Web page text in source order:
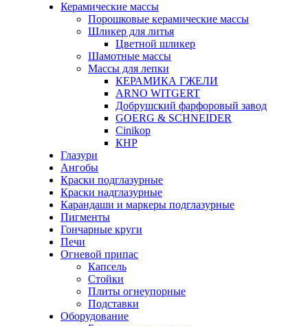
Керамические массы
Порошковые керамические массы
Шликер для литья
Цветной шликер
Шамотные массы
Массы для лепки
КЕРАМИКА ГЖЕЛИ
ARNO WITGERT
Добрушский фарфоровый завод
GOERG & SCHNEIDER
Cinikop
КНР
Глазури
Ангобы
Краски подглазурные
Краски надглазурные
Карандаши и маркеры подглазурные
Пигменты
Гончарные круги
Печи
Огневой припас
Капсель
Стойки
Плиты огнеупорные
Подставки
Оборудование